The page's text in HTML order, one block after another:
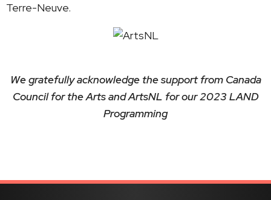
Terre-Neuve.
We gratefully acknowledge the support from Canada
Council for the Arts and ArtsNL for our 2023 LAND
Programming